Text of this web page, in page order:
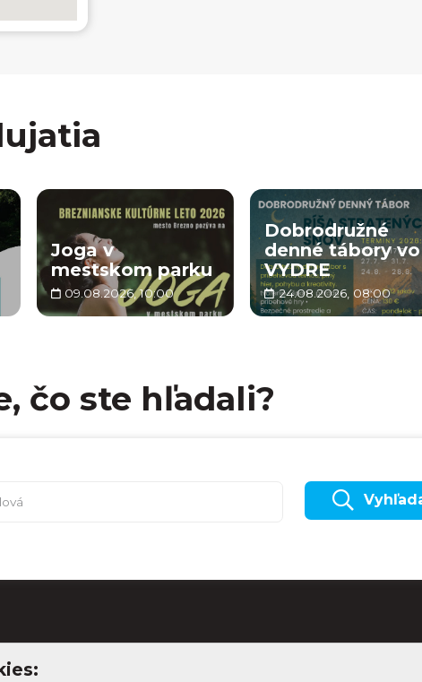
Joga v
mestskom parku
09.08.2026, 10:00
Dobrodružné
denné tábory vo
VYDRE
24.08.2026, 08:00
čo ste hľadali?